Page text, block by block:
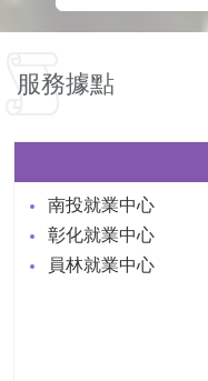
服務據點
南投就業中心
彰化就業中心
員林就業中心